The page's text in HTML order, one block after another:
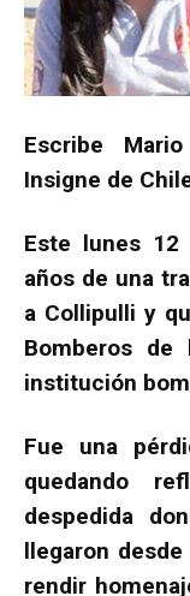
Escribe
Insigne de
Este lunes
años de una
a Collipulli y
Bomberos
institución
Fue una
quedando
despedida
llegaron
rendir